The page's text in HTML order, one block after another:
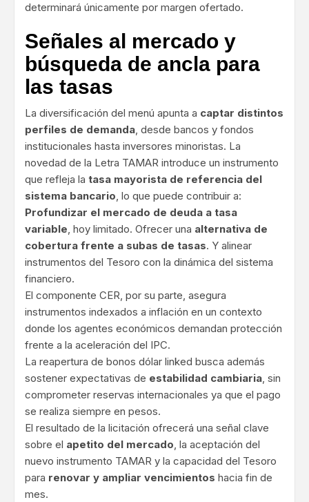
determinará únicamente por margen ofertado.
Señales al mercado y
búsqueda de ancla para
las tasas
La diversificación del menú apunta a captar distintos
perfiles de demanda, desde bancos y fondos
institucionales hasta inversores minoristas. La
novedad de la Letra TAMAR introduce un instrumento
que refleja la tasa mayorista de referencia del
sistema bancario, lo que puede contribuir a:
Profundizar el mercado de deuda a tasa
variable, hoy limitado. Ofrecer una alternativa de
cobertura frente a subas de tasas. Y alinear
instrumentos del Tesoro con la dinámica del sistema
financiero.
El componente CER, por su parte, asegura
instrumentos indexados a inflación en un contexto
donde los agentes económicos demandan protección
frente a la aceleración del IPC.
La reapertura de bonos dólar linked busca además
sostener expectativas de estabilidad cambiaria, sin
comprometer reservas internacionales ya que el pago
se realiza siempre en pesos.
El resultado de la licitación ofrecerá una señal clave
sobre el apetito del mercado, la aceptación del
nuevo instrumento TAMAR y la capacidad del Tesoro
para renovar y ampliar vencimientos hacia fin de
mes.